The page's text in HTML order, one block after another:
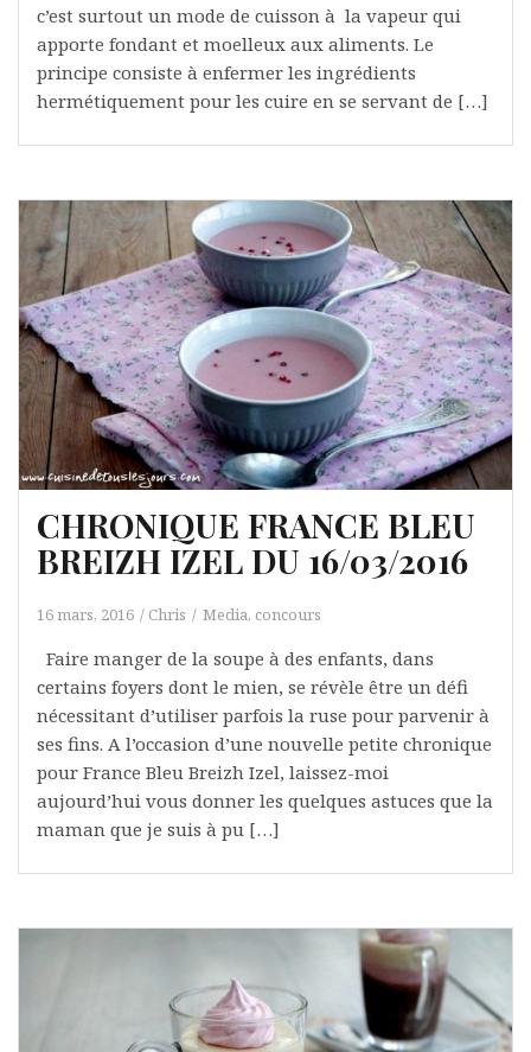
c’est surtout un mode de cuisson à la vapeur qui
apporte fondant et moelleux aux aliments. Le
principe consiste à enfermer les ingrédients
hermétiquement pour les cuire en se servant de […]
CHRONIQUE FRANCE BLEU
BREIZH IZEL DU 16/03/2016
16 mars, 2016 Chris Media, concours
Faire manger de la soupe à des enfants, dans
certains foyers dont le mien, se révèle être un défi
nécessitant d’utiliser parfois la ruse pour parvenir à
ses fins. A l’occasion d’une nouvelle petite chronique
pour France Bleu Breizh Izel, laissez-moi
aujourd’hui vous donner les quelques astuces que la
maman que je suis à pu […]